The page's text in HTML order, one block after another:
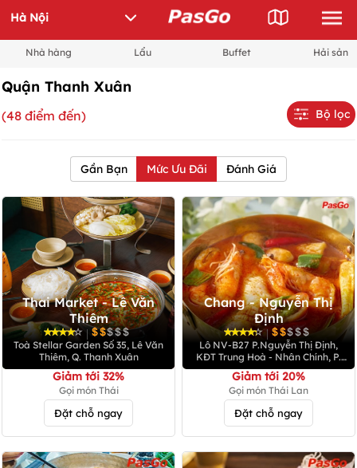
Nhà hàng Lẩu Buffet Hải sản
Quận Thanh Xuân
(48 điểm đến) Bộ lọc
Gần Bạn Mức Ưu Đãi Đánh Giá
Thai Market - Lê Văn
Thiêm
|
Toà Stellar Garden Số 35, Lê Văn
Thiêm, Q. Thanh Xuân
Giảm tới 32%
Gọi món Thái
Đặt chỗ ngay
Chang - Nguyễn Thị
Định
|
Lô NV-B27 P.Nguyễn Thị Định,
KĐT Trung Hoà - Nhân Chính, P.
Nhân Chính, Q. Cầu Giấy
Giảm tới 20%
Gọi món Thái Lan
Đặt chỗ ngay